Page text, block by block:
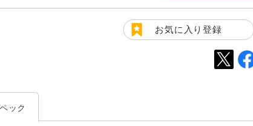
お気に入り登録
ック